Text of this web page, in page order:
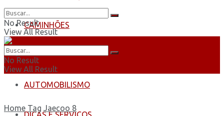
CAMINHÕES
ÔNIBUS
AUTOMOBILISMO
No Result
View All Result
No Result
View All Result
Home Tag Jaecoo 8